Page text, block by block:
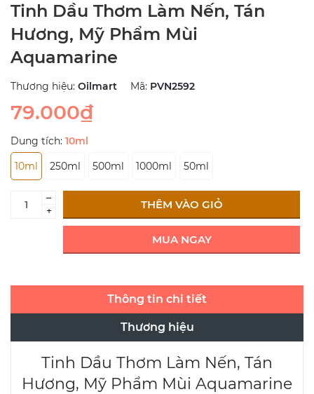
Tinh Dầu Thơm Làm Nến, Tán
Hương, Mỹ Phẩm Mùi
Aquamarine
Thương hiệu: Oilmart Mã: PVN2592
79.000₫
Dung tích: 10ml
10ml
250ml 500ml 1000ml 50ml
–
+
THÊM VÀO GIỎ
MUA NGAY
Thông tin chi tiết
Thương hiệu
Tinh Dầu Thơm Làm Nến, Tán
Hương, Mỹ Phẩm Mùi Aquamarine